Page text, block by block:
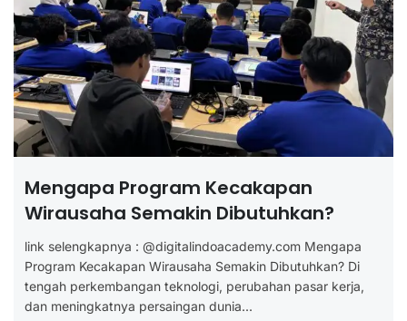
Mengapa Program Kecakapan
Wirausaha Semakin Dibutuhkan?
link selengkapnya : @digitalindoacademy.com Mengapa
Program Kecakapan Wirausaha Semakin Dibutuhkan? Di
tengah perkembangan teknologi, perubahan pasar kerja,
dan meningkatnya persaingan dunia...